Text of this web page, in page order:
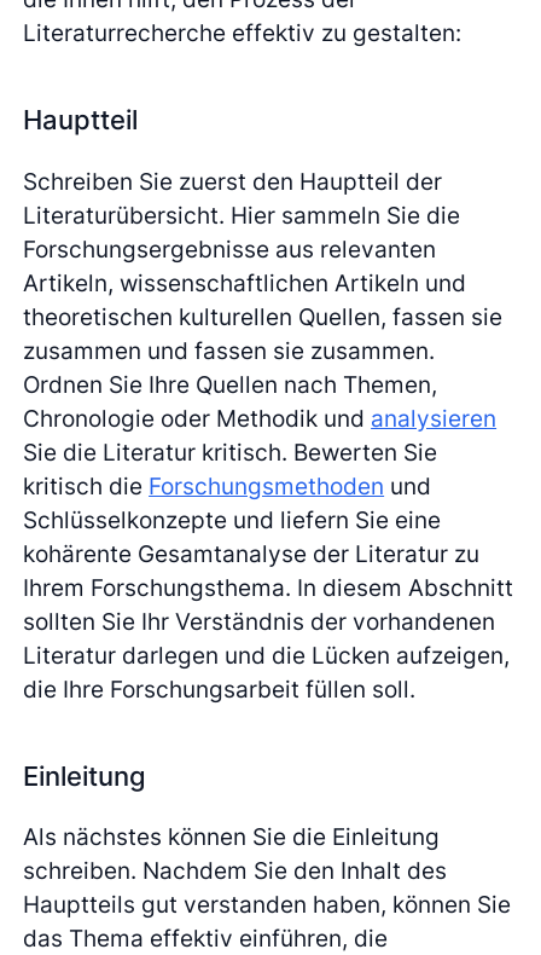
Literaturrecherche effektiv zu gestalten:
Hauptteil
Schreiben Sie zuerst den Hauptteil der
Literaturübersicht. Hier sammeln Sie die
Forschungsergebnisse aus relevanten
Artikeln, wissenschaftlichen Artikeln und
theoretischen kulturellen Quellen, fassen sie
zusammen und fassen sie zusammen.
Ordnen Sie Ihre Quellen nach Themen,
Chronologie oder Methodik und analysieren
Sie die Literatur kritisch. Bewerten Sie
kritisch die Forschungsmethoden und
Schlüsselkonzepte und liefern Sie eine
kohärente Gesamtanalyse der Literatur zu
Ihrem Forschungsthema. In diesem Abschnitt
sollten Sie Ihr Verständnis der vorhandenen
Literatur darlegen und die Lücken aufzeigen,
die Ihre Forschungsarbeit füllen soll.
Einleitung
Als nächstes können Sie die Einleitung
schreiben. Nachdem Sie den Inhalt des
Hauptteils gut verstanden haben, können Sie
das Thema effektiv einführen, die